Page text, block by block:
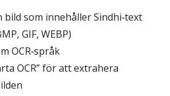
bild som innehåller Sindhi‑text
GIF, WEBP)
OCR‑språk
OCR” för att extrahera